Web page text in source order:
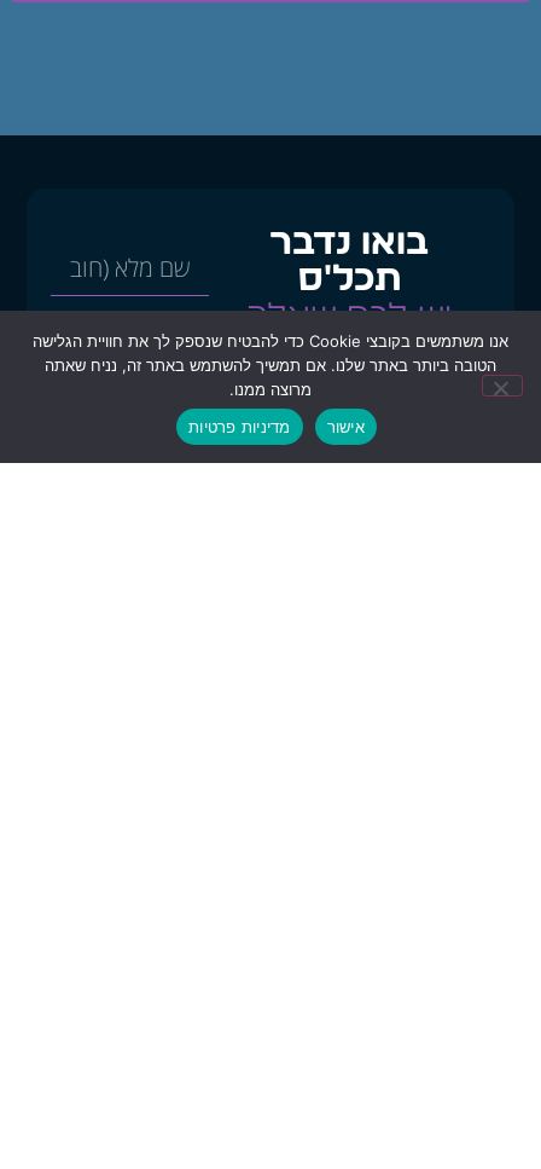
בואו נדבר
תכל'ס
יש לכם שאלה
עסקית פתוחה?
השאירו פרטים, והצוות שלנו
יחזור אליכם עם כיוון פעולה
ברור.
אנו משתמשים בקובצי Cookie כדי להבטיח שנספק לך את חוויית הגלישה
הטובה ביותר באתר שלנו. אם תמשיך להשתמש באתר זה, נניח שאתה
מרוצה ממנו.
אישור
מדיניות פרטיות